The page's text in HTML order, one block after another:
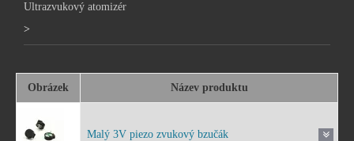
Ultrazvukový atomizér
>
Obrázek Název produktu
Malý 3V piezo zvukový bzučák